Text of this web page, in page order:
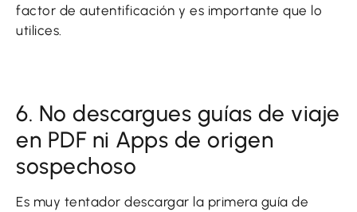
factor de autentificación y es importante que lo
utilices.
6. No descargues guías de viaje
en PDF ni Apps de origen
sospechoso
Es muy tentador descargar la primera guía de